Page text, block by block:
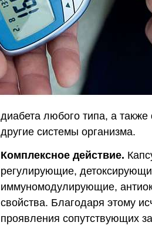
диабета любого типа, а также
другие системы организма.
Комплексное действие.
регулирующие,
иммуномодулирующие,
свойства. Благодаря этому
проявления сопутствующих